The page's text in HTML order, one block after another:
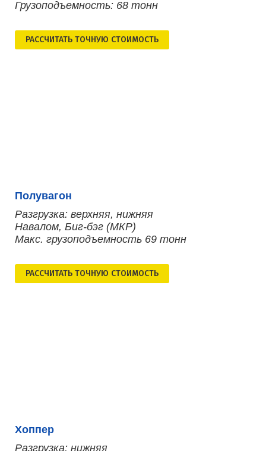
Грузоподъемность: 68 тонн
РАСCЧИТАТЬ ТОЧНУЮ СТОИМОСТЬ
Полувагон
Разгрузка: верхняя, нижняя
Навалом, Биг-бэг (МКР)
Макс. грузоподъемность 69 тонн
РАСCЧИТАТЬ ТОЧНУЮ СТОИМОСТЬ
Хоппер
Разгрузка: нижняя